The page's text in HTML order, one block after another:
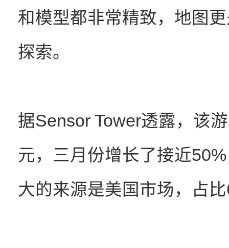
和模型都非常精致，地图
探索。
据Sensor Tower透露，该
元，三月份增长了接近
大的来源是美国市场，占